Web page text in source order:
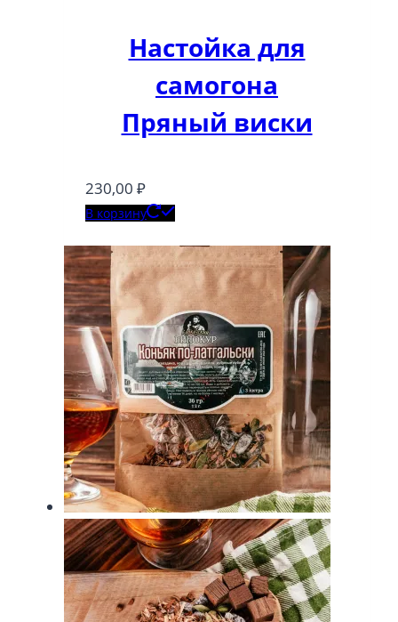
Настойка для
самогона
Пряный виски
230,00 ₽
В корзину